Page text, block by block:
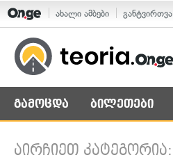
ახალი ამბები განტვირთვა
გამოცდა ბილეთები
აირჩიეთ კატეგორია: